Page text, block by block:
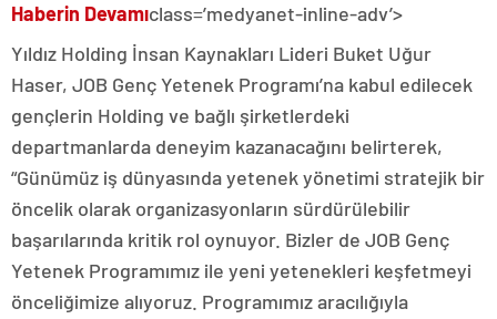
Haberin Devamıclass=’medyanet-inline-adv’>
Yıldız Holding İnsan Kaynakları Lideri Buket Uğur
Haser, JOB Genç Yetenek Programı’na kabul edilecek
gençlerin Holding ve bağlı şirketlerdeki
departmanlarda deneyim kazanacağını belirterek,
“Günümüz iş dünyasında yetenek yönetimi stratejik bir
öncelik olarak organizasyonların sürdürülebilir
başarılarında kritik rol oynuyor. Bizler de JOB Genç
Yetenek Programımız ile yeni yetenekleri keşfetmeyi
önceliğimize alıyoruz. Programımız aracılığıyla